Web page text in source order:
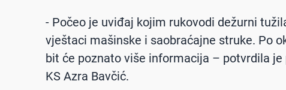
- Počeo je uviđaj kojim rukovodi dežurni
vještaci mašinske i saobraćajne struke. Po
bit će poznato više informacija – potvrdila
KS Azra Bavčić.